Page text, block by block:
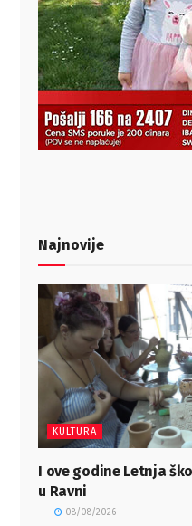
Najnovije
KULTURA
I ove godine Letnja
u Ravni
08/08/2026